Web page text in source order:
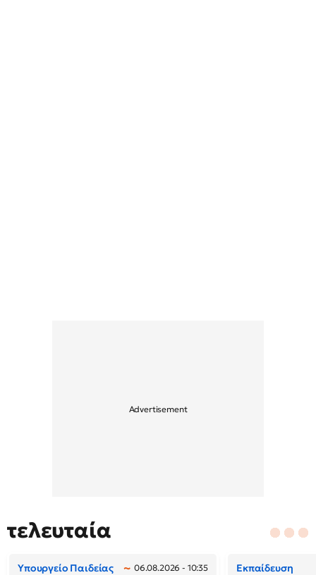
τελευταία
Υπουργείο Παιδείας 06.08.2026 - 10:35 Εκπαίδευση